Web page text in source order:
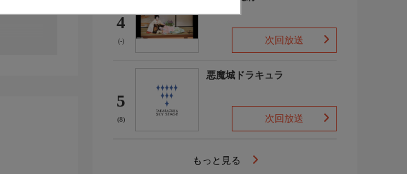
4
(-) 次回放送
5
(8)
悪魔城ドラキュラ
次回放送
もっと見る